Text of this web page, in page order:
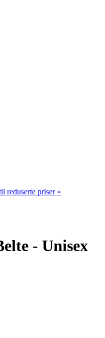
reduserte priser »
- Unisex